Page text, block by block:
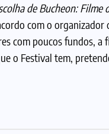
de Bucheon: Filme
com o organizador
com poucos fundos, a
o Festival tem,